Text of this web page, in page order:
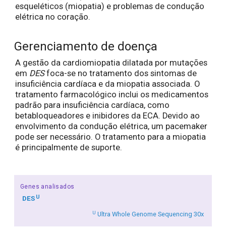
esqueléticos (miopatia) e problemas de condução
elétrica no coração.
Gerenciamento de doença
A gestão da cardiomiopatia dilatada por mutações
em DESfoca-se no tratamento dos sintomas de
insuficiência cardíaca e da miopatia associada. O
tratamento farmacológico inclui os medicamentos
padrão para insuficiência cardíaca, como
betabloqueadores e inibidores da ECA. Devido ao
envolvimento da condução elétrica, um pacemaker
pode ser necessário. O tratamento para a miopatia
é principalmente de suporte.
Genes analisados
DES U
U Ultra Whole Genome Sequencing 30x